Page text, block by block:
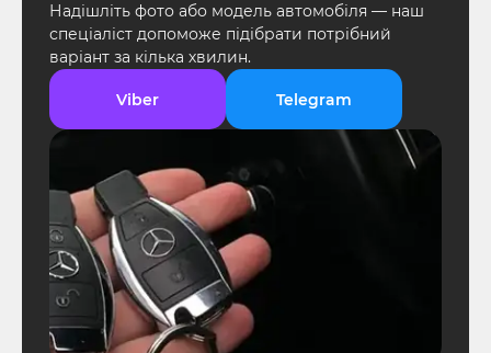
Надішліть фото або модель автомобіля — наш
спеціаліст допоможе підібрати потрібний
варіант за кілька хвилин.
Viber Telegram